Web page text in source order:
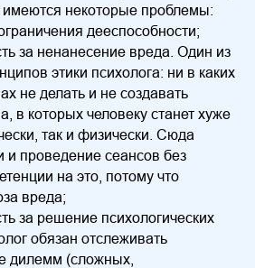
имеются некоторые проблемы:
дееспособности;
за ненанесение вреда. Один из
этики психолога: ни в каких
не делать и не создавать
в которых человеку станет хуже
так и физически. Сюда
и проведение сеансов без
на это, потому что
вреда;
за решение психологических
обязан отслеживать
дилемм (сложных,